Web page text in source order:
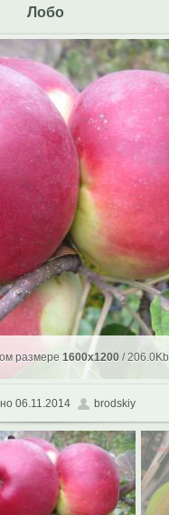
Лобо
размере 1600x1200 / 206.0Kb
06.11.2014 brodskiy